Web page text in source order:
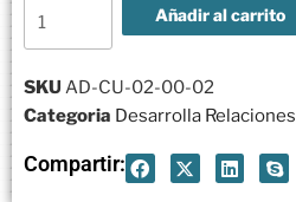
Añadir al carrito
SKU AD-CU-02-00-02
Categoria Desarrolla
Compartir: